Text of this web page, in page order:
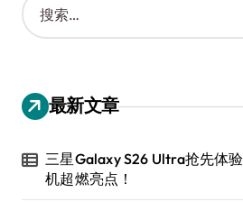
索
：
最新文章
三星Galaxy S26 Ultra抢先体
机超燃亮点！